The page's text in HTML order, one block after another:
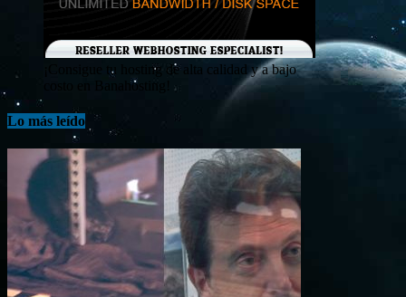
¡Consigue tu hosting de alta calidad y a bajo
costo en Banahosting!
Lo más leído